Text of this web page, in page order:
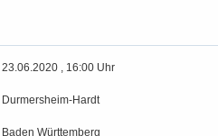
23.06.2020 , 16:00 Uhr
Durmersheim-Hardt
Baden Württemberg